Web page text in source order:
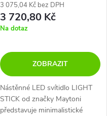
3 075,04 Kč bez DPH
3 720,80 Kč
Na dotaz
ZOBRAZIT
Nástěnné LED svítidlo LIGHT
STICK od značky Maytoni
představuje minimalistické